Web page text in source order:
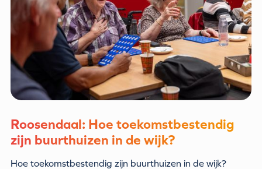
Roosendaal: Hoe toekomstbestendig
zijn buurthuizen in de wijk?
Hoe toekomstbestendig zijn buurthuizen in de wijk?